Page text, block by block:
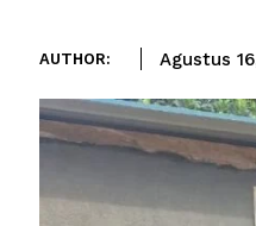
AUTHOR: Agustus